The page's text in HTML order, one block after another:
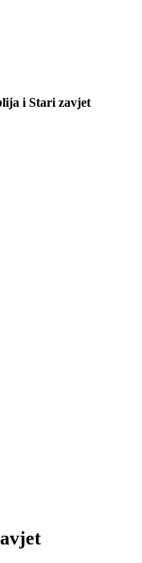
i Stari zavjet